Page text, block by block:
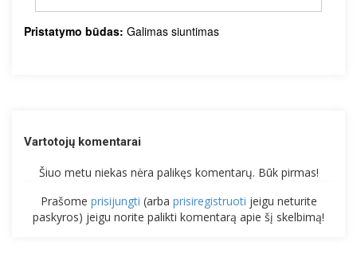
Pristatymo būdas: Galimas siuntimas
Vartotojų komentarai
Šiuo metu niekas nėra palikęs komentarų. Būk pirmas!
Prašome prisijungti (arba prisiregistruoti jeigu neturite
paskyros) jeigu norite palikti komentarą apie šį skelbimą!